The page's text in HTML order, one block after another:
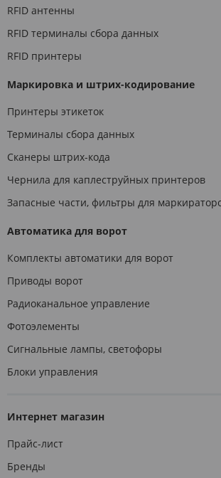
RFID антенны
RFID терминалы сбора данных
RFID принтеры
Маркировка и штрих-кодирование
Принтеры этикеток
Терминалы сбора данных
Сканеры штрих-кода
Чернила для каплеструйных принтеров
Запасные части, фильтры для
Автоматика для ворот
Комплекты автоматики для ворот
Приводы ворот
Радиоканальное управление
Фотоэлементы
Сигнальные лампы, светофоры
Блоки управления
Интернет магазин
Прайс-лист
Бренды